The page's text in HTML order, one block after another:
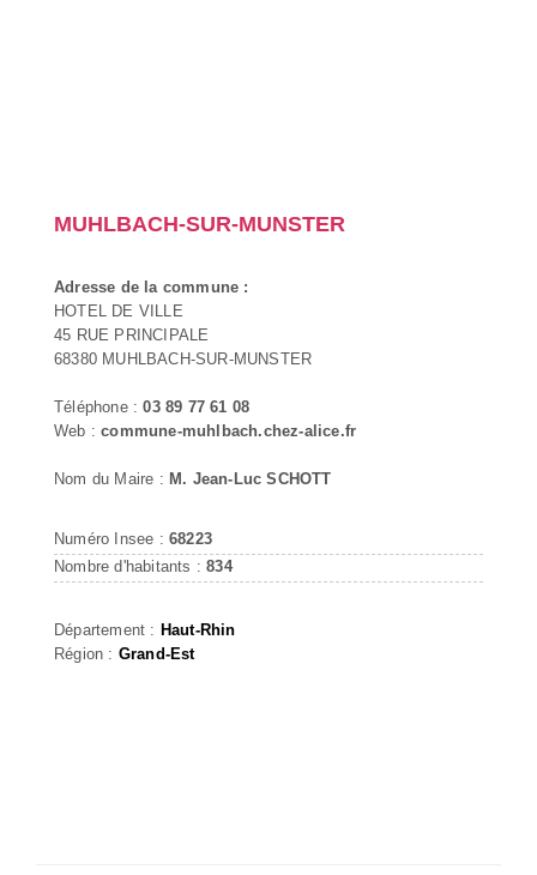
MUHLBACH-SUR-MUNSTER
Adresse de la commune :
HOTEL DE VILLE
45 RUE PRINCIPALE
68380 MUHLBACH-SUR-MUNSTER
Téléphone :03 89 77 61 08
Web :commune-muhlbach.chez-alice.fr
Nom du Maire : M. Jean-Luc SCHOTT
Numéro Insee : 68223
Nombre d'habitants :834
Département : Haut-Rhin
Région : Grand-Est